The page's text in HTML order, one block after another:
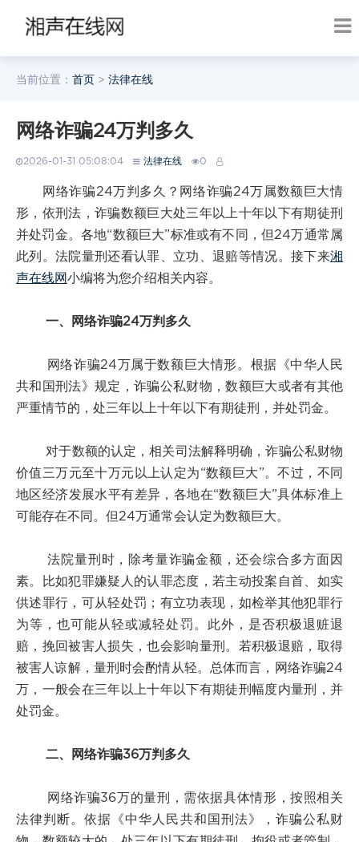
当前位置： 首页 > 法律在线
网络诈骗24万判多久
2026-01-31 05:08:04 法律在线 0
网络诈骗24万判多久？网络诈骗24万属数额巨大情
形，依刑法，诈骗数额巨大处三年以上十年以下有期徒刑
并处罚金。各地“数额巨大”标准或有不同，但24万通常属
此列。法院量刑还看认罪、立功、退赔等情况。接下来湘
声在线网小编将为您介绍相关内容。
一、网络诈骗24万判多久
网络诈骗24万属于数额巨大情形。根据《中华人民
共和国刑法》规定，诈骗公私财物，数额巨大或者有其他
严重情节的，处三年以上十年以下有期徒刑，并处罚金。
对于数额的认定，相关司法解释明确，诈骗公私财物
价值三万元至十万元以上认定为“数额巨大”。不过，不同
地区经济发展水平有差异，各地在“数额巨大”具体标准上
可能存在不同。但24万通常会认定为数额巨大。
法院量刑时，除考量诈骗金额，还会综合多方面因
素。比如犯罪嫌疑人的认罪态度，若主动投案自首、如实
供述罪行，可从轻处罚；有立功表现，如检举其他犯罪行
为等，也可能从轻或减轻处罚。此外，是否积极退赃退
赔，挽回被害人损失，也会影响量刑。若积极退赔，取得
被害人谅解，量刑时会酌情从轻。总体而言，网络诈骗24
万，一般会在三年以上十年以下有期徒刑幅度内量刑，并
处罚金。
二、网络诈骗36万判多久
网络诈骗36万的量刑，需依据具体情形，按照相关
法律判断。依据《中华人民共和国刑法》，诈骗公私财